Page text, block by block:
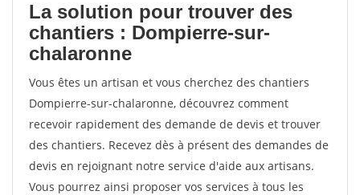
La solution pour trouver des
chantiers : Dompierre-sur-
chalaronne
Vous êtes un artisan et vous cherchez des chantiers
Dompierre-sur-chalaronne, découvrez comment
recevoir rapidement des demande de devis et trouver
des chantiers. Recevez dès à présent des demandes de
devis en rejoignant notre service d'aide aux artisans.
Vous pourrez ainsi proposer vos services à tous les